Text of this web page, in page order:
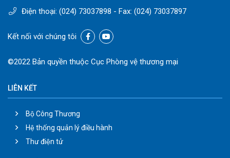
Điện thoại: (024) 73037898 - Fax: (024) 73037897
Kết nối với chúng tôi
©2022 Bản quyền thuộc Cục Phòng vệ thương mại
LIÊN KẾT
Bộ Công Thương
Hệ thống quản lý điều hành
Thư điện tử